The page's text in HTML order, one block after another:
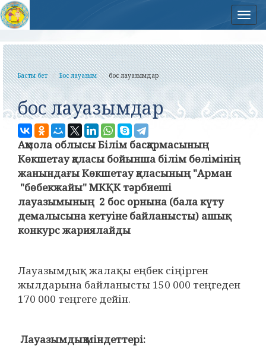
Басты бет Бос лауазым бос лауазымдар
бос лауазымдар
Ақмола облысыБілім басқармасының
Көкшетауқаласы бойынша білім бөлімінің
жанындағыКөкшетауқаласының "Арман
"бөбекжайы"МКҚК тәрбиеші
лауазымының 2 бос орнына (бала күту
демалысына кетуіне байланысты) ашық
конкурсжариялайды
Лауазымдық жалақы еңбек сіңірген
жылдарына байланысты 150 000 теңгеден
170 000 теңгеге дейін.
Лауазымдықміндеттері: